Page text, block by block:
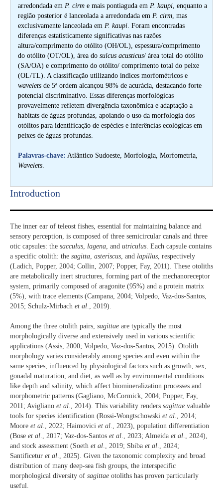
arredondada em P. cirm e mais pontiaguda em P. kaupi , enquanto a
região posterior é lanceolada a arredondada em P. cirm , mas
exclusivamente lanceolada em P. kaupi . Foram encontradas
diferenças estatisticamente significativas nas razões
altura/comprimento do otólito (OH/OL), espessura/comprimento
do otólito (OT/OL), área do sulcus acusticus/ área total do otólito
(SA/OA) e comprimento do otólito/ comprimento total do peixe
(OL/TL). A classificação utilizando índices morfométricos e
wavelets de 5ª ordem alcançou 98% de acurácia, destacando forte
potencial discriminativo. Essas diferenças morfológicas
provavelmente refletem divergência taxonômica e adaptação a
habitats de águas profundas, apoiando o uso da morfologia dos
otólitos para identificação de espécies e inferências ecológicas em
peixes de águas profundas.
Palavras-chave: Atlântico Sudoeste, Morfologia, Morfometria,
Wavelets.
Introduction​
The inner ear of teleost fishes, essential for maintaining balance and
sensory perception, is composed of three semicircular canals and three
otic capsules: the sacculus lagena , and utriculus . Each capsule contains
a specific otolith: the sagitta asteriscus , and lapillus , respectively
(Ladich, Popper, 2004; Collin, 2007; Popper, Fay, 2011). These otoliths
are metabolically inert structures, forming part of the mechanoreceptor
system, primarily composed of aragonite (95%) and a protein matrix
(5%), with trace elements (Campana, 2004; Volpedo, Vaz-dos-Santos,
2015; Schulz-Mirbach et al ., 2019).
Among the three otolith pairs, sagittae are typically the most
morphologically diverse and extensively used in various scientific
applications (Assis, 2000; Volpedo, Vaz-dos-Santos, 2015). Otolith
morphology varies considerably among species and even within the
same species, influenced by physiological factors such as growth, sex,
gonadal maturation, and diet, as well as by environmental conditions
like depth and salinity, which affect biomineralization processes and
morphometric patterns (Gagliano, McCormick, 2004; Popper, Fay,
2011; Avigliano et al., 2014). This variability renders sagittae valuable
tools for species identification (Rossi-Wongtschowski et al., 2014;
Moore et al., 2022; Haimovici et al., 2023), population differentiation
(Bose et al., 2017; Vaz-dos-Santos et al., 2023; Almeida et al., 2024),
and stock assessment (Soeth et al., 2019; Sbiba et al., 2024;
Santificetur et al., 2025). Given the taxonomic complexity and broad
distribution of many deep-sea fish groups, the interspecific
morphological diversity of sagittae otoliths has proven particularly
useful.